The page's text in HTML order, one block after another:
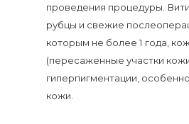
проведения процедуры.
рубцы и свежие
которым не более 1 года,
(пересаженные участки
гиперпигментации,
кожи.